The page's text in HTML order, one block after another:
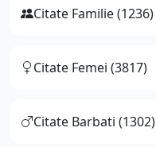
Citate Familie (1236)
Citate Femei (3817)
Citate Barbati (1302)